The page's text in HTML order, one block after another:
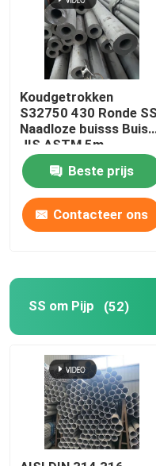
Het Blad van het
Roestvrij staalstrook
Roestvrij staal om
De Bar van de
Roestvrij staal Vlakke
met een breedte van
Roestvrij staal
Roestvrij staal
Koper Ronde Bar
Koudgetrokken
S32750 430 Ronde SS
Naadloze buisss Buis
JIS ASTM 5m
Beste prijs
Contacteer ons
SS om Pijp (52)